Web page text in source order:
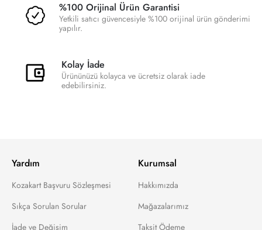
%100 Orijinal Ürün Garantisi
Yetkili satıcı güvencesiyle %100 orijinal ürün gönderimi
yapılır.
Kolay İade
Ürününüzü kolayca ve ücretsiz olarak iade
edebilirsiniz.
Yardım
Kozakart Başvuru Sözleşmesi
Sıkça Sorulan Sorular
İade ve Değişim
Kurumsal
Hakkımızda
Mağazalarımız
Taksit Ödeme